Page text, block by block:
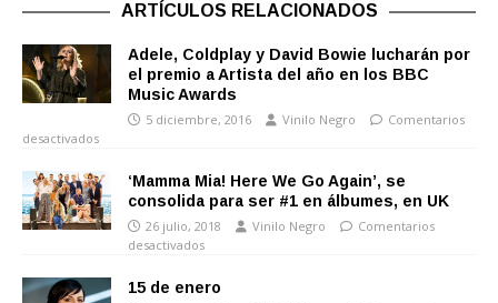
ARTÍCULOS RELACIONADOS
Adele, Coldplay y David Bowie lucharán por
el premio a Artista del año en los BBC
Music Awards
5 diciembre, 2016 Vinilo Negro
Comentarios
desactivados
‘Mamma Mia! Here We Go Again’, se
consolida para ser #1 en álbumes, en UK
26 julio, 2018 Vinilo Negro
Comentarios
desactivados
15 de enero